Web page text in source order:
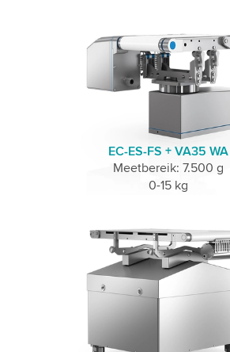
EC-ES-FS + VA35 WA
Meetbereik: 7.500 g
0-15 kg